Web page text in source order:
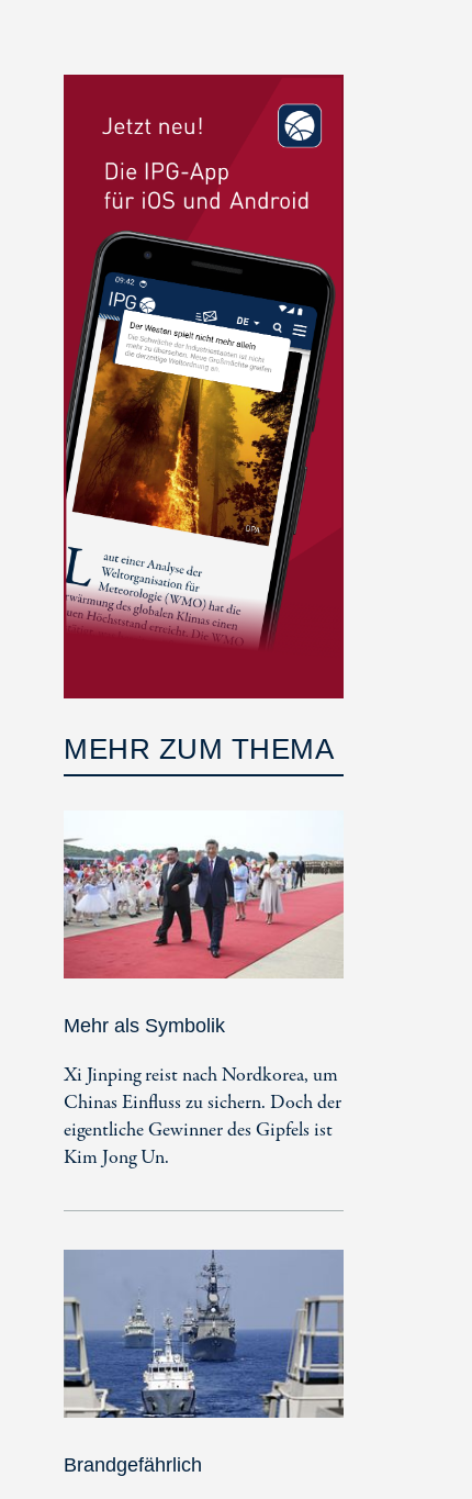
MEHR ZUM THEMA
Mehr als Symbolik
Xi Jinping reist nach Nordkorea, um
Chinas Einfluss zu sichern. Doch der
eigentliche Gewinner des Gipfels ist
Kim Jong Un.
Brandgefährlich